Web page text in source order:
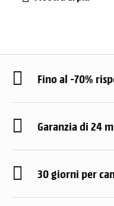
Fino al -70%
Garanzia di 24
30 giorni per